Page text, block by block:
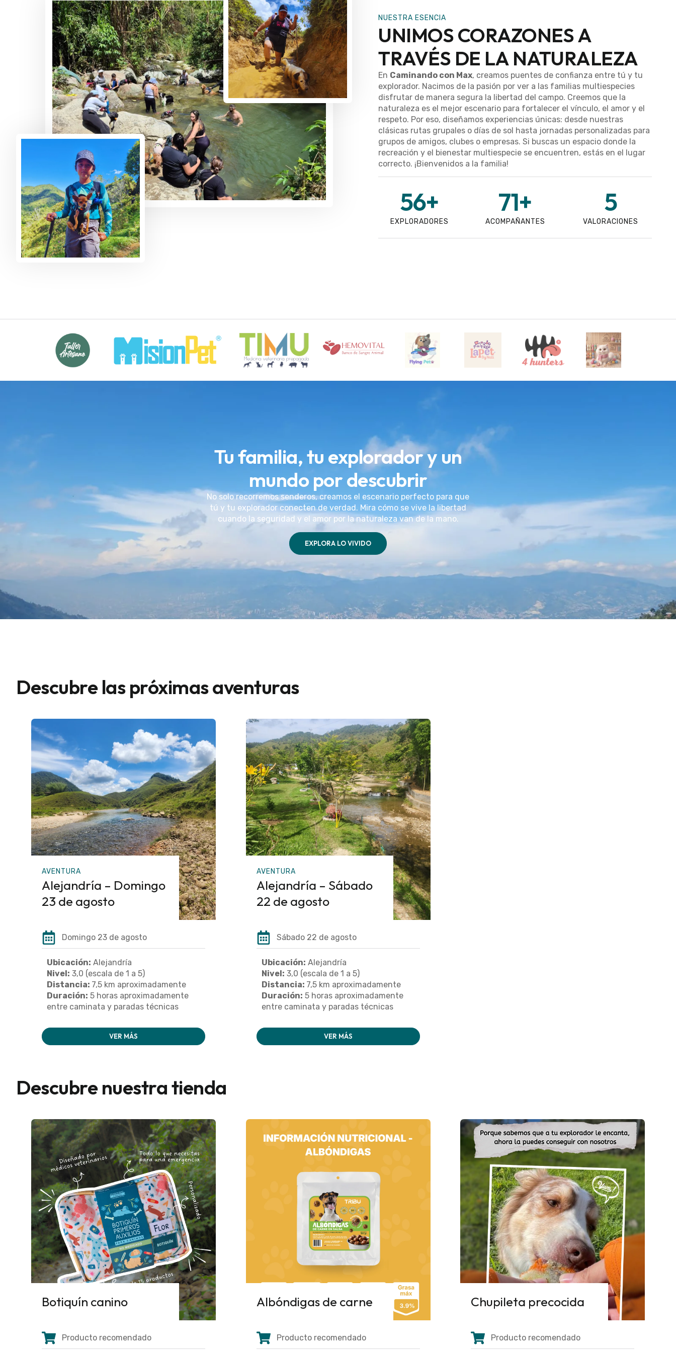
NUESTRA ESENCIA
UNIMOS CORAZONES A
TRAVÉS DE LA NATURALEZA
En Caminando con Max, creamos puentes de confianza entre tú y tu
explorador. Nacimos de la pasión por ver a las familias multiespecies
disfrutar de manera segura la libertad del campo. Creemos que la
naturaleza es el mejor escenario para fortalecer el vínculo, el amor y el
respeto. Por eso, diseñamos experiencias únicas: desde nuestras
clásicas rutas grupales o días de sol hasta jornadas personalizadas para
grupos de amigos, clubes o empresas. Si buscas un espacio donde la
recreación y el bienestar multiespecie se encuentren, estás en el lugar
correcto. ¡Bienvenidos a la familia!
EXPLORADORES
56+
ACOMPAÑANTES
71+
VALORACIONES
5
Tu familia, tu explorador y un
mundo por descubrir
No solo recorremos senderos, creamos el escenario perfecto para que
tú y tu explorador conecten de verdad. Mira cómo se vive la libertad
cuando la seguridad y el amor por la naturaleza van de la mano.
EXPLORA LO VIVIDO
Descubre las próximas aventuras
AVENTURA
Alejandría – Domingo
23 de agosto
Domingo 23 de agosto
Ubicación: Alejandría
Nivel: 3,0 (escala de 1 a 5)
Distancia: 7,5 km aproximadamente
Duración: 5 horas aproximadamente
entre caminata y paradas técnicas
VER MÁS
AVENTURA
Alejandría – Sábado
22 de agosto
Sábado 22 de agosto
Ubicación: Alejandría
Nivel: 3,0 (escala de 1 a 5)
Distancia: 7,5 km aproximadamente
Duración: 5 horas aproximadamente
entre caminata y paradas técnicas
VER MÁS
Descubre nuestra tienda
Botiquín canino
Producto recomendado
Albóndigas de carne
Producto recomendado
Chupileta precocida
Producto recomendado